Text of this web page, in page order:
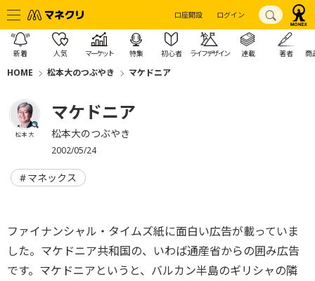
口座開設 ログイン
新着 人気 マーケット 特集 初心者 ライフデザイン 連載 著者 商
HOME 松本大のつぶやき マケドニア
松本 大
マケドニア
松本大のつぶやき
2002/05/24
マネックス
ファイナンシャル・タイムズ紙に面白い広告が載っていま
した。マケドニア共和国の、いわば通産省からの囲み広告
です。マケドニアというと、バルカン半島のギリシャの隣